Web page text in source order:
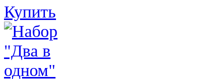
Купить